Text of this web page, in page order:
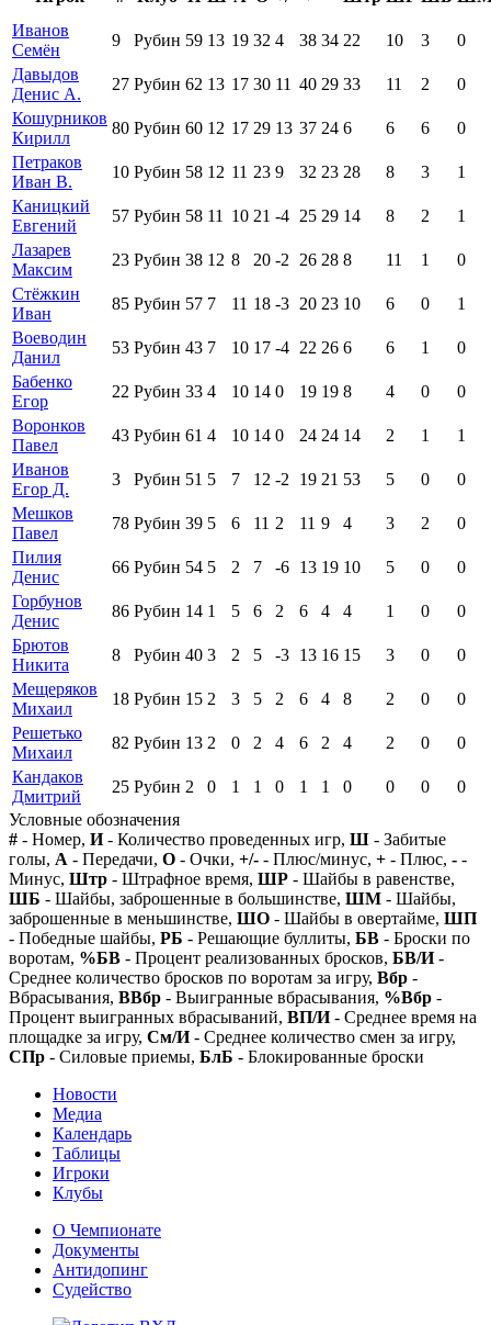
Иванов
Семён
9 Рубин 59 13 19 32 4 38 34 22 10 3
0
Давыдов
Денис А.
27 Рубин 62 13 17 30 11 40 29 33 11 2
0
Кошурников
Кирилл
80 Рубин 60 12 17 29 13 37 24 6 6 6
0
Петраков
Иван В.
10 Рубин 58 12 11 23 9 32 23 28 8 3
1
Каницкий
Евгений
57 Рубин 58 11 10 21 -4 25 29 14 8 2
1
Лазарев
Максим
23 Рубин 38 12 8 20 -2 26 28 8 11 1
0
Стёжкин
Иван
85 Рубин 57 7 11 18 -3 20 23 10 6 0
1
Воеводин
Данил
53 Рубин 43 7 10 17 -4 22 26 6 6 1
0
Бабенко
Егор
22 Рубин 33 4 10 14 0 19 19 8 4 0
0
Воронков
Павел
43 Рубин 61 4 10 14 0 24 24 14 2 1
1
Иванов
Егор Д.
3 Рубин 51 5 7 12 -2 19 21 53 5 0
0
Мешков
Павел
78 Рубин 39 5 6 11 2 11 9 4 3 2
0
Пилия
Денис
66 Рубин 54 5 2 7 -6 13 19 10 5 0
0
Горбунов
Денис
86 Рубин 14 1 5 6 2 6 4 4 1 0
0
Брютов
Никита
8 Рубин 40 3 2 5 -3 13 16 15 3 0
0
Мещеряков
Михаил
18 Рубин 15 2 3 5 2 6 4 8 2 0
0
Решетько
Михаил
82 Рубин 13 2 0 2 4 6 2 4 2 0
0
Кандаков
Дмитрий
25 Рубин 2 0 1 1 0 1 1 0 0 0
0
Условные обозначения
# - Номер, И- Количество проведенных игр, Ш - Забитые
голы, А - Передачи, О - Очки, +/- - Плюс/минус, + - Плюс, - -
Минус, Штр - Штрафное время, ШР - Шайбы в равенстве,
ШБ - Шайбы, заброшенные в большинстве, ШМ - Шайбы,
заброшенные в меньшинстве, ШО - Шайбы в овертайме, ШП
- Победные шайбы, РБ - Решающие буллиты, БВ - Броски по
воротам, %БВ - Процент реализованных бросков, БВ/И-
Среднее количество бросков по воротам за игру, Вбр -
Вбрасывания, ВВбр - Выигранные вбрасывания, %Вбр -
Процент выигранных вбрасываний, ВП/И- Среднее время на
площадке за игру, См/И- Среднее количество смен за игру,
СПр - Силовые приемы, БлБ - Блокированные броски
Новости
Медиа
Календарь
Таблицы
Игроки
Клубы
О Чемпионате
Документы
Антидопинг
Судейство